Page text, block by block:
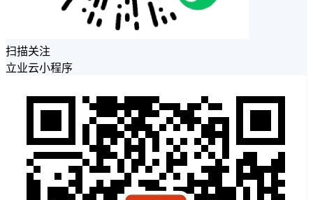
扫描关注
立业云小程序